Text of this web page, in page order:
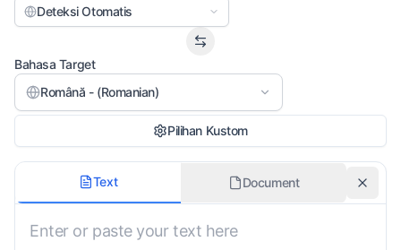
Deteksi Otomatis
Bahasa Target
Română - (Romanian)
Pilihan Kustom
Gaya Terjemahan
Pertahankan Format
Text Document